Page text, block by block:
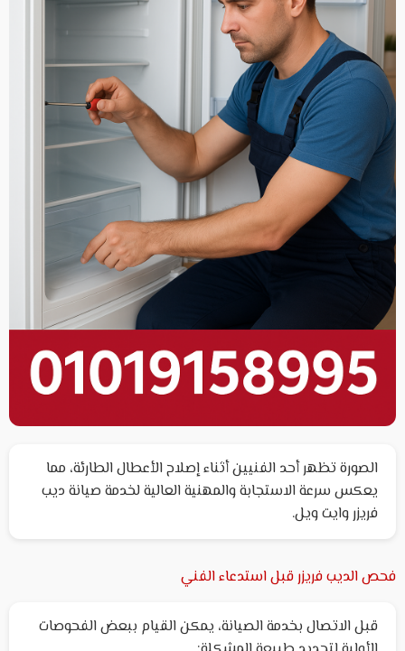
الصورة تظهر أحد الفنيين أثناء إصلاح الأعطال الطارئة، مما
يعكس سرعة الاستجابة والمهنية العالية لخدمة صيانة ديب
فريزر وايت ويل.
فحص الديب فريزر قبل استدعاء الفني
قبل الاتصال بخدمة الصيانة، يمكن القيام ببعض الفحوصات